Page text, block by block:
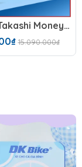
Xe Điện Takashi Money (60V-23Ah) 5 Bình
15.090.000₫